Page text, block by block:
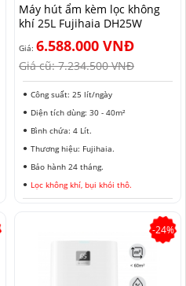
Máy hút ẩm kèm lọc không
khí 25L Fujihaia DH25W
Giá: 6.588.000 VNĐ
Giá cũ:7.234.500 VNĐ
Công suất: 25 lít/ngày
Diện tích dùng: 30 - 40m²
Bình chứa: 4 Lít.
Thương hiệu: Fujihaia.
Bảo hành 24 tháng.
Lọc không khí, bụi khói thô.
-24%